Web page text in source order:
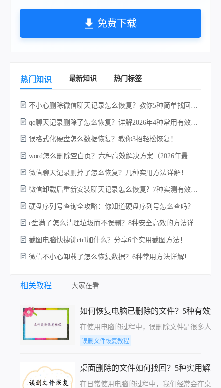
免费下载
热门知识 最新知识 热门标签
误格式化硬盘怎么数据恢复？教你3招轻松恢复！
微信聊天记录删掉了怎么恢复？几种实用方法详解！
硬盘序列号查询全攻略：你知道硬盘序列号怎么查吗？
截图电脑快捷键ctrl加什么？分享6个实用截图方法！
微信不小心卸载了怎么恢复数据？6种常用方法详解！
相关教程 大家在看
如何恢复电脑已删除的文件？5种有效解
在使用电脑的过程中，误删除文件是很多人
误删文件恢复教程
桌面删除的文件如何找回？5种实用解决
在日常使用电脑的过程中，我们经常会在桌